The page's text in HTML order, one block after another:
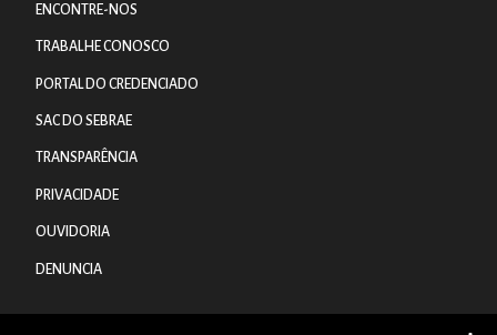
ENCONTRE-NOS
TRABALHE CONOSCO
PORTAL DO CREDENCIADO
SAC DO SEBRAE
TRANSPARÊNCIA
PRIVACIDADE
OUVIDORIA
DENUNCIA